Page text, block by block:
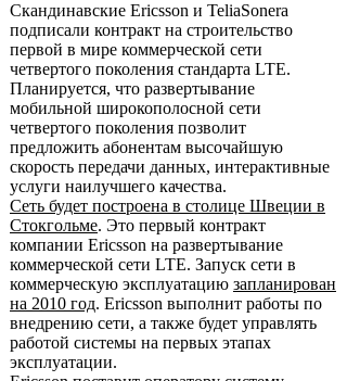
Скандинавские Ericsson и TeliaSonera
подписали контракт на строительство
первой в мире коммерческой сети
четвертого поколения стандарта LTE.
Планируется, что развертывание
мобильной широкополосной сети
четвертого поколения позволит
предложить абонентам высочайшую
скорость передачи данных, интерактивные
услуги наилучшего качества.
Сеть будет построена в столице Швеции в
Стокгольме. Это первый контракт
компании Ericsson на развертывание
коммерческой сети LTE. Запуск сети в
коммерческую эксплуатацию запланирован
на 2010 год. Ericsson выполнит работы по
внедрению сети, а также будет управлять
работой системы на первых этапах
эксплуатации.